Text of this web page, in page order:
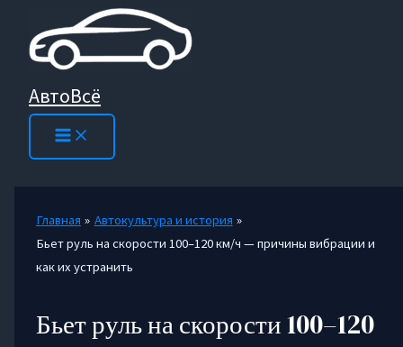
содержимому
АвтоВсё
Главная
Автокультура и история
Бьет руль на скорости 100–120 км/ч — причины вибрации и
как их устранить
Бьет руль на скорости 100–120